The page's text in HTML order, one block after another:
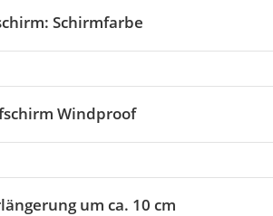
Schirmfarbe
Windproof
um ca. 10 cm